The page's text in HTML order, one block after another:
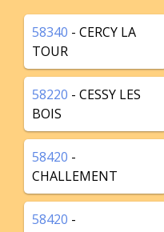
58340 - CERCY LA
TOUR
58220 - CESSY LES
BOIS
58420 -
CHALLEMENT
58420 -